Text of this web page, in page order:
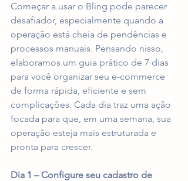
Começar a usar o Bling pode parecer
desafiador, especialmente quando a
operação está cheia de pendências e
processos manuais. Pensando nisso,
elaboramos um guia prático de 7 dias
para você organizar seu e-commerce
de forma rápida, eficiente e sem
complicações. Cada dia traz uma ação
focada para que, em uma semana, sua
operação esteja mais estruturada e
pronta para crescer.
Dia 1 – Configure seu cadastro de